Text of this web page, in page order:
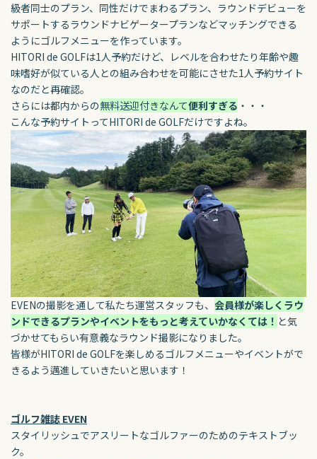
級者同士のプラン、同性だけでまわるプラン、ラウンドデビューを
サポートするラウンドナビゲータープランなどマッチングできる
ようにゴルフメニューを作っています。
HITORI de GOLFは1人予約だけど、レベルを合わせたり年齢や趣
味嗜好が似ている人との組み合わせを可能にさせた1人予約サイト
なのだと再確認。
さらには都内からの無料送迎付きなんて便利すぎる ・・・
こんな予約サイトってHITORI de GOLFだけですよね。
EVENの撮影を通して私たち運営スタッフも、 会員様が楽しくラウ
ンドできるプランやイベントをもっと考えていかなくては！ と気
づかせてもらい有意義なラウンド撮影になりました。
皆様がHITORI de GOLFを楽しめるゴルフメニューやイベントがで
きるよう邁進していきたいと思います！
ゴルフ雑誌 EVEN
スタイリッシュでアスリートなゴルファーのためのテキストブッ
ク。